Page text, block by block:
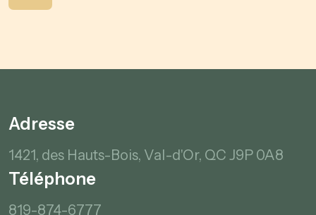
Adresse
1421, des Hauts-Bois, Val-d'Or, QC J9P 0A8
Téléphone
819-874-6777